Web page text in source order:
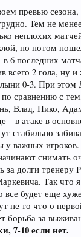
превью
Тем не
неплохих
но потом
в 6 последних
всего 2 гола, ну
0-3. При этом
сравнению с
Влад, Пико,
– в атаке в
стабильно
у важных
снимать
за долги тренеру
Так что
все будет еще
не то что о
борьба за
7-10 если нет.